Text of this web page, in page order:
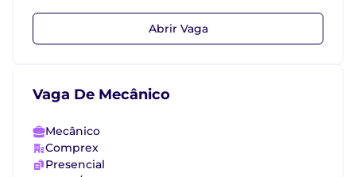
Abrir Vaga
Vaga De Mecânico
Mecânico
Comprex
Presencial